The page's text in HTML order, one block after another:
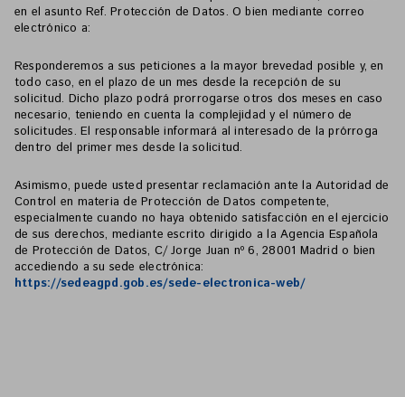
en el asunto Ref. Protección de Datos. O bien mediante correo
electrónico a:
Responderemos a sus peticiones a la mayor brevedad posible y, en
todo caso, en el plazo de un mes desde la recepción de su
solicitud. Dicho plazo podrá prorrogarse otros dos meses en caso
necesario, teniendo en cuenta la complejidad y el número de
solicitudes. El responsable informará al interesado de la prórroga
dentro del primer mes desde la solicitud.
Asimismo, puede usted presentar reclamación ante la Autoridad de
Control en materia de Protección de Datos competente,
especialmente cuando no haya obtenido satisfacción en el ejercicio
de sus derechos, mediante escrito dirigido a la Agencia Española
de Protección de Datos, C/ Jorge Juan nº 6, 28001 Madrid o bien
accediendo a su sede electrónica:
https://sedeagpd.gob.es/sede-electronica-web/